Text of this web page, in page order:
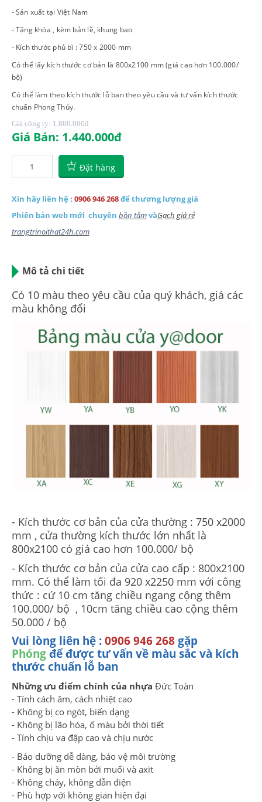
- Sản xuất tại Việt Nam
- Tặng khóa , kèm bản lề, khung bao
- Kích thước phủ bì : 750 x 2000 mm
Có thể lấy kích thước cơ bản là 800x2100 mm (giá cao hơn 100.000/
bộ)
Có thể làm theo kích thước lỗ ban theo yêu cầu và tư vấn kích thước
chuẩn Phong Thủy.
Giá công ty: 1.800.000đ
Giá Bán: 1.440.000đ
Đặt hàng
Xin hãy liên hệ : 0906 946 268để thương lượng giá
Phiên bản web mới chuyên bồn tắmvàGạch giá rẻ
trangtrinoithat24h.com
Mô tả chi tiết
Có 10 màu theo yêu cầu của quý khách, giá các
màu không đổi
- Kích thước cơ bản của cửa thường : 750 x2000
mm , cửa thường kích thước lớn nhất là
800x2100 có giá cao hơn 100.000/ bộ
- Kích thước cơ bản của cửa cao cấp : 800x2100
mm. Có thể làm tối đa 920 x2250 mm với công
thức : cứ 10 cm tăng chiều ngang cộng thêm
100.000/ bộ , 10cm tăng chiều cao cộng thêm
50.000 / bộ
Vui lòng liên hệ :0906 946 268gặp
Phóngđể được tư vấn về màu sắc và kích
thước chuẩn lỗ ban
Những ưu điểm chính của nhựa Đức Toàn
- Tính cách âm, cách nhiệt cao
- Không bị co ngót, biến dạng
- Không bị lão hóa, ố màu bởi thời tiết
- Tính chịu va đập cao và chịu nước
- Bảo dưỡng dễ dàng, bảo vệ môi trường
- Không bị ăn mòn bởi muối và axit
- Không cháy, không dẫn điện
- Phù hợp với không gian hiện đại